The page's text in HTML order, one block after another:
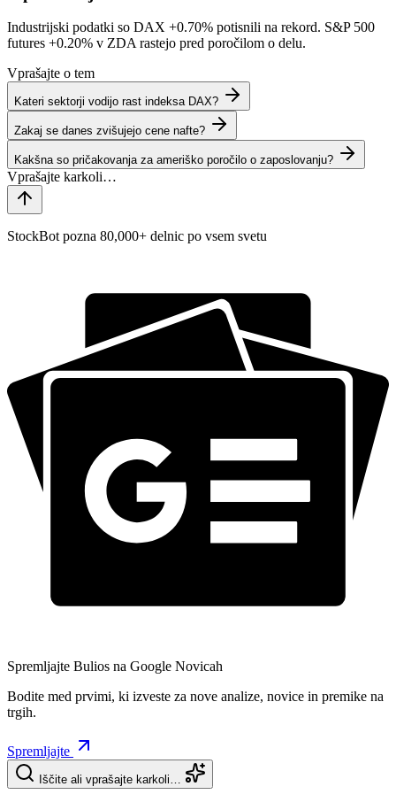
Industrijski podatki so DAX +0.70% potisnili na rekord. S&P 500
futures +0.20% v ZDA rastejo pred poročilom o delu.
Vprašajte o tem
Kateri sektorji vodijo rast indeksa DAX?
Zakaj se danes zvišujejo cene nafte?
Kakšna so pričakovanja za ameriško poročilo o zaposlovanju?
StockBot pozna 80,000+ delnic po vsem svetu
Spremljajte Bulios na Google Novicah
Bodite med prvimi, ki izveste za nove analize, novice in premike na
trgih.
Spremljajte
Iščite ali vprašajte karkoli…